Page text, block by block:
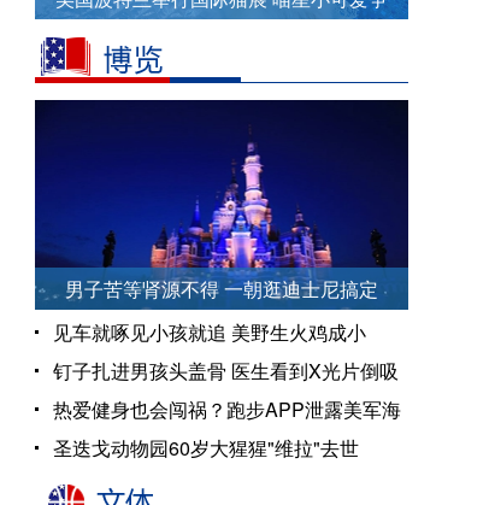
男子苦等肾源不得 一朝逛迪士尼搞定
见车就啄见小孩就追 美野生火鸡成小
区“霸王”
钉子扎进男孩头盖骨 医生看到X光片倒吸
一口凉气
热爱健身也会闯祸？跑步APP泄露美军海
外情报
圣迭戈动物园60岁大猩猩"维拉"去世